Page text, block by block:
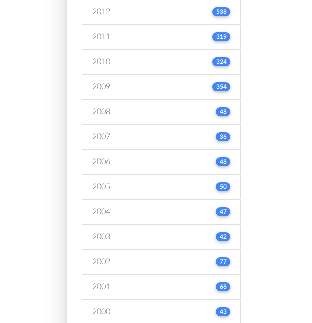
2012 538
2011 319
2010 324
2009 354
2008 48
2007 36
2006 48
2005 50
2004 47
2003 42
2002 77
2001 68
2000 43